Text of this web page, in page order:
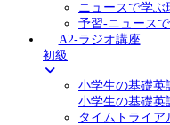
ニュースで学ぶ
予習-ニュース
A2-ラジオ講座
初級
小学生の基礎英
小学生の基礎英
タイムトライア